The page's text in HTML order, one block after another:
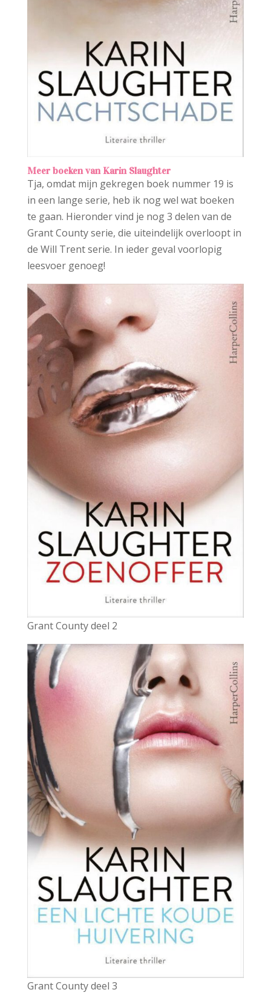
Meer boeken van Karin Slaughter
Tja, omdat mijn gekregen boek nummer 19 is
in een lange serie, heb ik nog wel wat boeken
te gaan. Hieronder vind je nog 3 delen van de
Grant County serie, die uiteindelijk overloopt in
de Will Trent serie. In ieder geval voorlopig
leesvoer genoeg!
Grant County deel 2
Grant County deel 3